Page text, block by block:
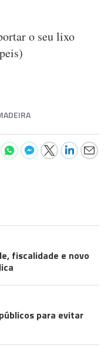
o seu lixo
fiscalidade e novo
para evitar